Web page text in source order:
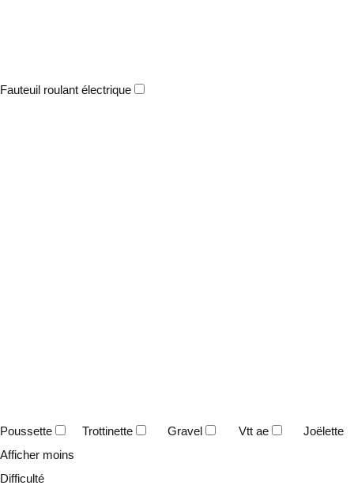
Fauteuil roulant électrique
Poussette Trottinette Gravel Vtt ae
Joëlette
Afficher moins
Difficulté